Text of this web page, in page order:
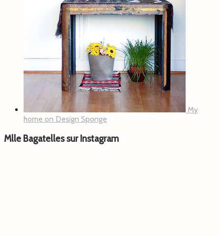
My
home on Design Sponge
Mlle Bagatelles sur Instagram